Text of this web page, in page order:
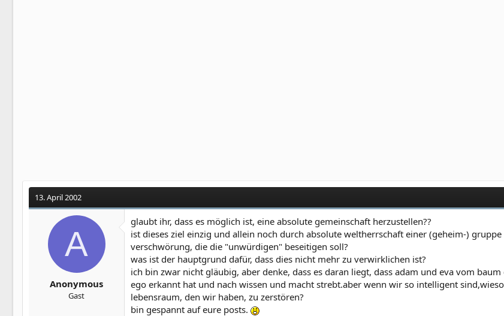
13. April 2002
A
Anonymous
Gast
glaubt ihr, dass es möglich ist, eine absolute gemeinschaft herzustellen??
ist dieses ziel einzig und allein noch durch absolute weltherrschaft einer (geheim-)
verschwörung, die die "unwürdigen" beseitigen soll?
was ist der hauptgrund dafür, dass dies nicht mehr zu verwirklichen ist?
ich bin zwar nicht gläubig, aber denke, dass es daran liegt, dass adam und eva vom
ego erkannt hat und nach wissen und macht strebt.aber wenn wir so intelligent
lebensraum, den wir haben, zu zerstören?
bin gespannt auf eure posts.